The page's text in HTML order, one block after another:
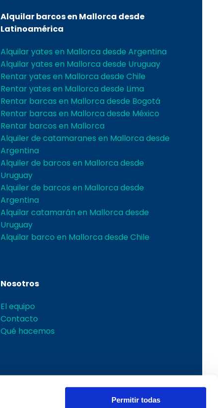
Permitir todas
Alquilar barcos en Mallorca desde
Latinoamérica
Alquilar yates en Mallorca desde Argentina
Alquilar yates en Mallorca desde Uruguay
Rentar yates en Mallorca desde Chile
Rentar yates en Mallorca desde Lima
Rentar barcas en Mallorca desde Bogotá
Rentar barcas en Mallorca desde México
Rentar barcos en Mallorca
Alquiler de catamaranes en Mallorca desde
Argentina
Alquiler de barcos en Mallorca desde
Uruguay
Alquiler de barcos en Mallorca desde
Argentina
Alquilar catamarán en Mallorca desde
Uruguay
Alquilar barco en Mallorca desde Chile
Nosotros
El equipo
Contacto
Qué hacemos